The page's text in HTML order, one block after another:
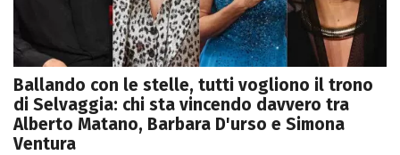
Ballando con le stelle, tutti vogliono il trono
di Selvaggia: chi sta vincendo davvero tra
Alberto Matano, Barbara D'urso e Simona
Ventura